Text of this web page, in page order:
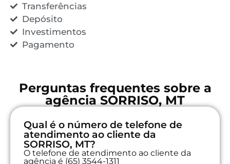
Transferências
Depósito
Investimentos
Pagamento
Perguntas frequentes sobre a
agência SORRISO, MT
Qual é o número de telefone de
atendimento ao cliente da
SORRISO, MT?
O telefone de atendimento ao cliente da
agência é (65) 3544-1311